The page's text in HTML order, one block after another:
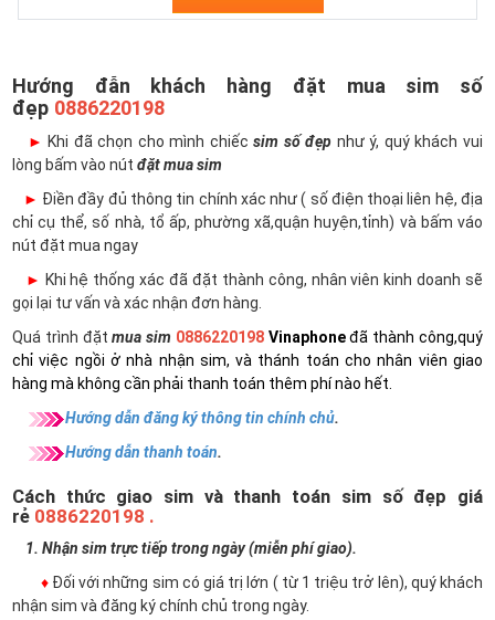
Hướng đẫn khách hàng đặt mua sim số
đẹp 0886220198
► Khi đã chọn cho mình chiếcsim số đẹp như ý, quý khách vui
lòng bấm vào nút đặt mua sim
► Điền đầy đủ thông tin chính xác như ( số điện thoại liên hệ, địa
chỉ cụ thể, số nhà, tổ ấp, phường xã,quận huyện,tỉnh) và bấm váo
nút đặt mua ngay
► Khi hệ thống xác đã đặt thành công, nhân viên kinh doanh sẽ
gọi lại tư vấn và xác nhận đơn hàng.
Quá trình đặtmua sim 0886220198 Vinaphoneđã thành công,quý
chỉ việc ngồi ở nhà nhận sim, và thánh toán cho nhân viên giao
hàng mà không cần phải thanh toán thêm phí nào hết.
Hướng dẫn đăng ký thông tin chính chủ.
Hướng dẫn thanh toán.
Cách thức giao sim và thanh toán sim số đẹp giá
rẻ 0886220198 .
1. Nhận sim trực tiếp trong ngày (miễn phí giao).
♦ Đối với những sim có giá trị lớn ( từ 1 triệu trở lên), quý khách
nhận sim và đăng ký chính chủ trong ngày.